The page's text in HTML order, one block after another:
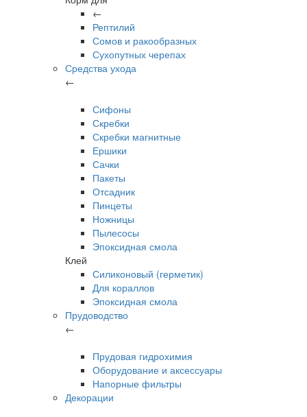
←
Рептилий
Сомов и ракообразных
Сухопутных черепах
Средства ухода
←
Сифоны
Скребки
Скребки магнитные
Ершики
Сачки
Пакеты
Отсадник
Пинцеты
Ножницы
Пылесосы
Эпоксидная смола
Клей
Силиконовый (герметик)
Для кораллов
Эпоксидная смола
Прудоводство
←
Прудовая гидрохимия
Оборудование и аксессуары
Напорные фильтры
Декорации